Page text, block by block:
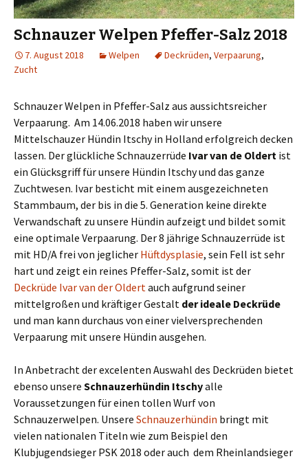
Schnauzer Welpen Pfeffer-Salz 2018
7. August 2018 Welpen Deckrüden, Verpaarung,
Zucht
Schnauzer Welpen in Pfeffer-Salz aus aussichtsreicher
Verpaarung. Am 14.06.2018 haben wir unsere
Mittelschauzer Hündin Itschy in Holland erfolgreich decken
lassen. Der glückliche Schnauzerrüde Ivar van de Oldert ist
ein Glücksgriff für unsere Hündin Itschy und das ganze
Zuchtwesen. Ivar besticht mit einem ausgezeichneten
Stammbaum, der bis in die 5. Generation keine direkte
Verwandschaft zu unsere Hündin aufzeigt und bildet somit
eine optimale Verpaarung. Der 8 jährige Schnauzerrüde ist
mit HD/A frei von jeglicher Hüftdysplasie, sein Fell ist sehr
hart und zeigt ein reines Pfeffer-Salz, somit ist der
Deckrüde Ivar van der Oldertauch aufgrund seiner
mittelgroßen und kräftiger Gestalt der ideale Deckrüde
und man kann durchaus von einer vielversprechenden
Verpaarung mit unsere Hündin ausgehen.
In Anbetracht der excelenten Auswahl des Deckrüden bietet
ebenso unsere Schnauzerhündin Itschyalle
Voraussetzungen für einen tollen Wurf von
Schnauzerwelpen. Unsere Schnauzerhündin bringt mit
vielen nationalen Titeln wie zum Beispiel den
Klubjugendsieger PSK 2018 oder auch dem Rheinlandsieger